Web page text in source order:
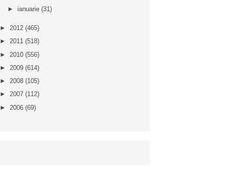
► ianuarie (31)
► 2012 (465)
► 2011 (518)
► 2010 (556)
► 2009 (614)
► 2008 (105)
► 2007 (112)
► 2006 (69)